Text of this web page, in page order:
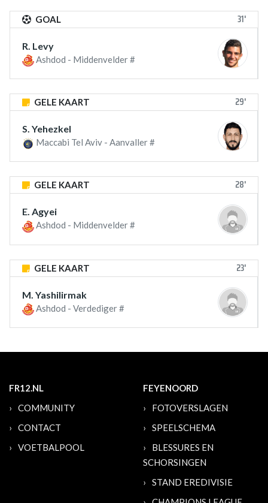
GOAL 31'
R. Levy
Ashdod - Middenvelder #
GELE KAART 29'
S. Yehezkel
Maccabi Tel Aviv - Aanvaller #
GELE KAART 28'
E. Agyei
Ashdod - Middenvelder #
GELE KAART 23'
M. Yashilirmak
Ashdod - Verdediger #
FR12.NL
COMMUNITY
CONTACT
VOETBALPOOL
FEYENOORD
FOTOVERSLAGEN
SPEELSCHEMA
BLESSURES EN
SCHORSINGEN
STAND EREDIVISIE